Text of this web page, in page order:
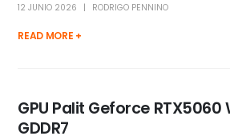
12 JUNIO 2026 RODRIGO PENNINO
READ MORE +
GPU Palit Geforce RTX5060
GDDR7